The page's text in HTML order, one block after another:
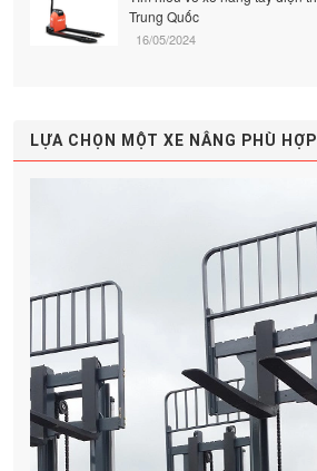
Trung Quốc
16/05/2024
LỰA CHỌN MỘT XE NÂNG PHÙ HỢP